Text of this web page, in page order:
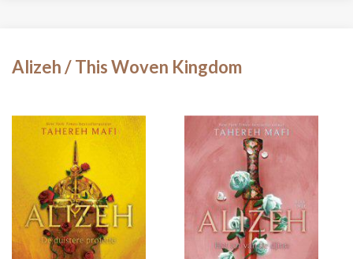
Alizeh / This Woven Kingdom